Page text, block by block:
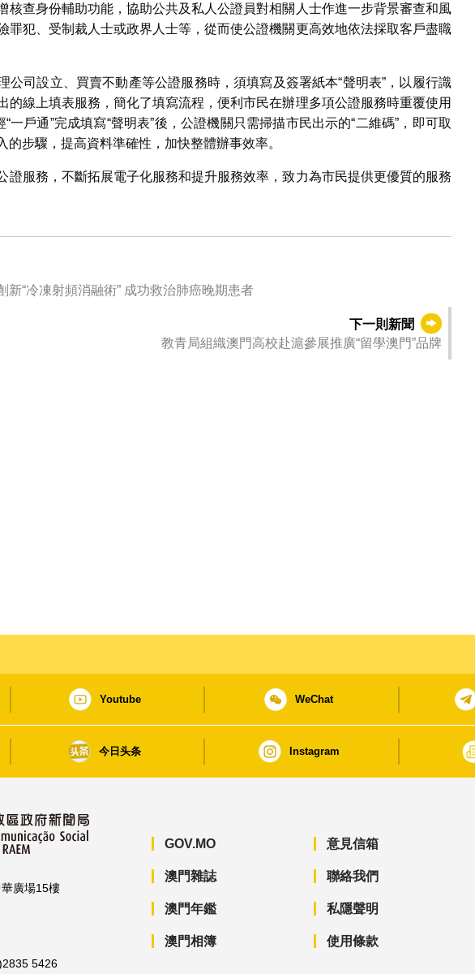
核查身份輔助功能，協助公共及私人公證員對相關人士作進一步背景審查和風
罪犯、受制裁人士或政界人士等，從而使公證機關更高效地依法採取客戶盡職
公司設立、買賣不動產等公證服務時，須填寫及簽署紙本“聲明表”，以履行識
的線上填表服務，簡化了填寫流程，便利市民在辦理多項公證服務時重覆使用
一戶通”完成填寫“聲明表”後，公證機關只需掃描市民出示的“二維碼”，即可取
步驟，提高資料準確性，加快整體辦事效率。
證服務，不斷拓展電子化服務和提升服務效率，致力為市民提供更優質的服務
琴澳醫療協作精準高效 實施創新“冷凍射頻消融術” 成功救治肺癌晚期患者
下一則新聞
教青局組織澳門高校赴滬參展推廣“留學澳門”品牌
Youtube WeChat
今日头条 Instagram
廣場15樓
5426
GOV.MO
澳門雜誌
澳門年鑑
澳門相簿
意見信箱
聯絡我們
私隱聲明
使用條款